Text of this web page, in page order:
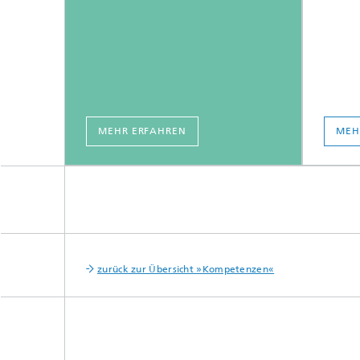
MEHR ERFAHREN
zurück zur Übersicht »Kompetenzen«